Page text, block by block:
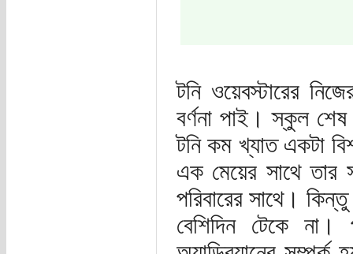
টনি ওয়েবস্টারের
বর্ণনা পাই। স্কুল শেষ
টনি কম খ্যাত একটা
এক মেয়ের সাথে তার
পরিবারের সাথে।
বেশিদিন টেকে